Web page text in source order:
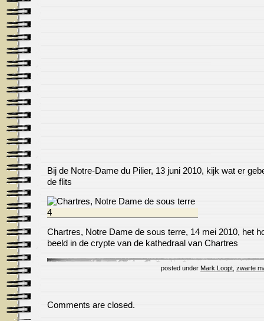
Bij de Notre-Dame du Pilier, 13 juni 2010, kijk wat er
de flits
Chartres, Notre Dame de sous terre, 14 mei 2010, het
beeld in de crypte van de kathedraal van Chartres
posted under Mark Loopt zwarte
Comments are closed.